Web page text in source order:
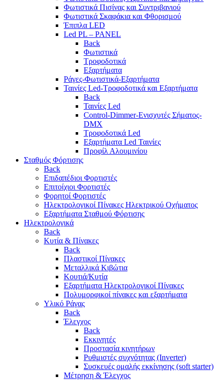
Φωτιστικά Πισίνας και Συντριβανιού
Φωτιστικά Σκαφάκια και Φθορισμού
Έπιπλα LED
Led PL – PANEL
Back
Φωτιστικά
Τροφοδοτικά
Εξαρτήματα
Ράγες-Φωτιστικά-Εξαρτήματα
Ταινίες Led-Τροφοδοτικά και Εξαρτήματα
Back
Ταινίες Led
Control-Dimmer-Ενισχυτές Σήματος-
DMX
Τροφοδοτικά Led
Εξαρτήματα Led Ταινίες
Προφίλ Αλουμινίου
Σταθμός Φόρτισης
Back
Επιδαπέδιοι Φορτιστές
Επιτoίχιοι Φορτιστές
Φορητοί Φορτιστές
Ηλεκτρολογικοί Πίνακες Ηλεκτρικού Οχήματος
Εξαρτήματα Σταθμού Φόρτισης
Ηλεκτρολογικά
Back
Κυτία & Πίνακες
Back
Πλαστικοί Πίνακες
Μεταλλικά Κιβώτια
Κουτιά/Κυτία
Εξαρτήματα Ηλεκτρολογικοί Πίνακες
Πολυμορφικοί πίνακες και εξαρτήματα
Υλικό Ράγας
Back
Έλεγχος
Back
Εκκινητές
Προστασία κινητήρων
Ρυθμιστές συχνότητας (Inverter)
Συσκευές ομαλής εκκίνησης (soft starter)
Μέτρηση & Έλεγχος